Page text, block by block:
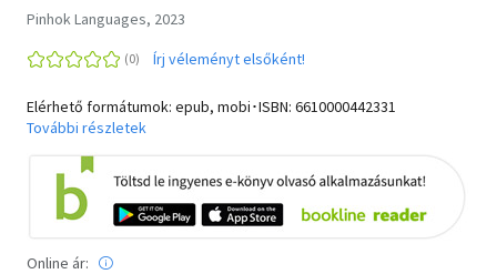
Pinhok Languages, 2023
Írj véleményt elsőként!
Elérhető formátumok: epub, mobi･ISBN: 6610000442331
További részletek
Online ár: